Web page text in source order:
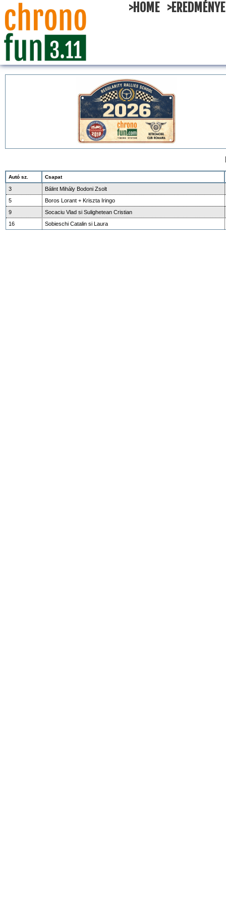
>HOME
Autó sz. Csapat
3
Bálint Mihály Bodoni Zsolt
5
Boros Lorant + Kriszta Iringo
9
Socaciu Vlad si Sulighetean Cristian
16
Sobieschi Catalin si Laura